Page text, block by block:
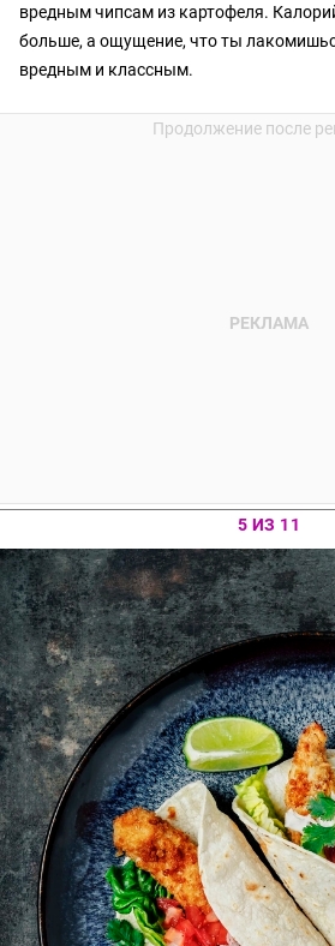
вредным чипсам из картофеля.
больше, а ощущение, что ты
вредным и классным.
5 ИЗ 11